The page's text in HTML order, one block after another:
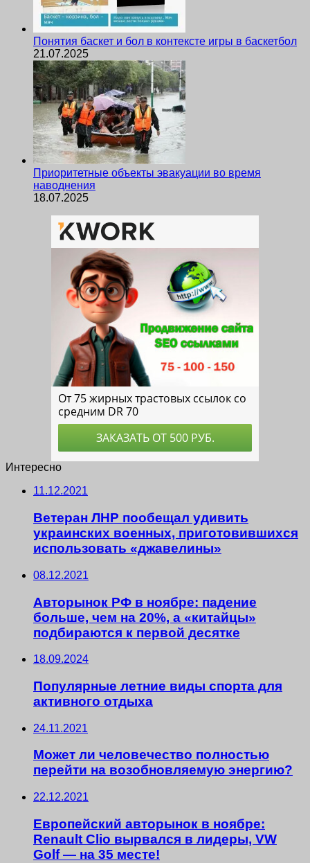
Понятия баскет и бол в контексте игры в баскетбол
21.07.2025
Приоритетные объекты эвакуации во время
наводнения
18.07.2025
Интересно
11.12.2021
Ветеран ЛНР пообещал удивить
украинских военных, приготовившихся
использовать «джавелины»
08.12.2021
Авторынок РФ в ноябре: падение
больше, чем на 20%, а «китайцы»
подбираются к первой десятке
18.09.2024
Популярные летние виды спорта для
активного отдыха
24.11.2021
Может ли человечество полностью
перейти на возобновляемую энергию?
22.12.2021
Европейский авторынок в ноябре:
Renault Clio вырвался в лидеры, VW
Golf — на 35 месте!